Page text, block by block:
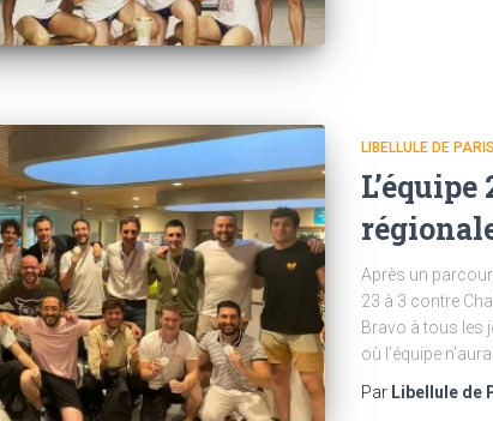
LIBELLULE DE PARIS
Après un
23 à 3 contre
Bravo à tous les
où l’équipe
Par Libellule de